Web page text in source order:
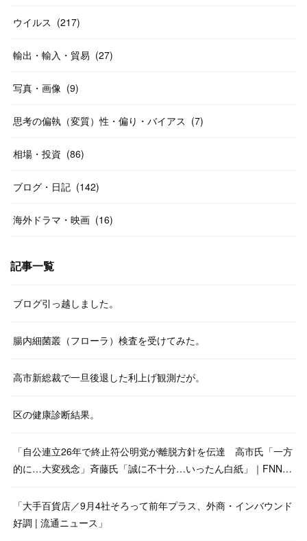
ウイルス (217)
輸出・輸入・貿易 (27)
写真・画像 (9)
思考の偏執（変質）性・偏り・バイアス (7)
相場・投資 (86)
ブログ・日記 (142)
海外ドラマ・映画 (16)
記事一覧
ブログ引っ越しました。
腸内細菌叢（フローラ）検査を受けてみた。
高市新総裁で一旦後退した利上げ観測だが。
区の健康診断結果。
「自公連立26年で終止符公明党が離脱方針を伝達 高市氏「一方
的に…大変残念」斉藤氏「誠に不十分…いったん白紙」｜FNN…
「大手百貨店／9月4社そろって前年プラス、外商・インバウンド
好調 | 流通ニュース」